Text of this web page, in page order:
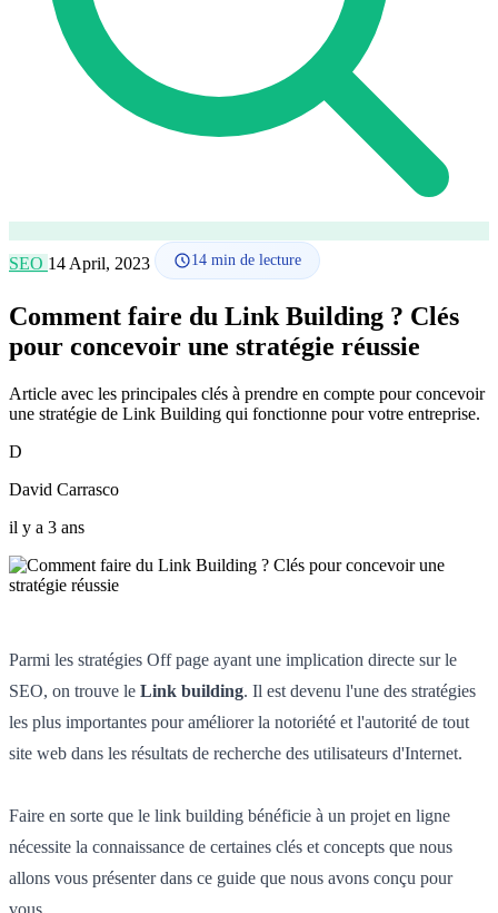
Se connecter
SEO 14 April, 2023 14 min de lecture
Comment faire du Link Building ? Clés
pour concevoir une stratégie réussie
Article avec les principales clés à prendre en compte pour concevoir
une stratégie de Link Building qui fonctionne pour votre entreprise.
D
David Carrasco
il y a 3 ans
Parmi les stratégies Off page ayant une implication directe sur le
SEO, on trouve le Link building. Il est devenu l'une des stratégies
les plus importantes pour améliorer la notoriété et l'autorité de tout
site web dans les résultats de recherche des utilisateurs d'Internet.
Faire en sorte que le link building bénéficie à un projet en ligne
nécessite la connaissance de certaines clés et concepts que nous
allons vous présenter dans ce guide que nous avons conçu pour
vous.